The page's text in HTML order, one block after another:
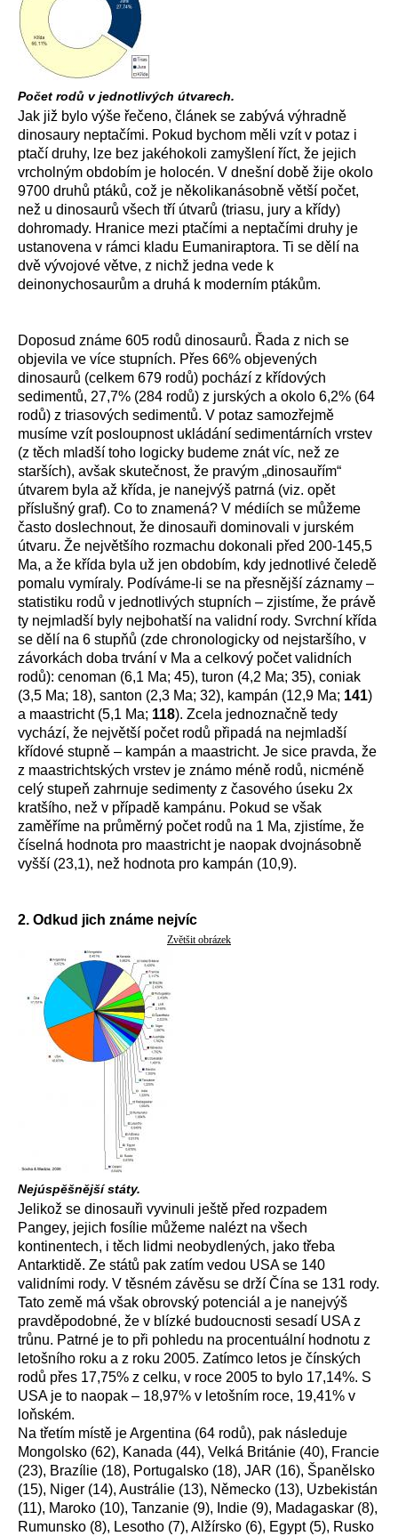
Počet rodů v jednotlivých útvarech.
Jak již bylo výše řečeno, článek se zabývá výhradně
dinosaury neptačími. Pokud bychom měli vzít v potaz i
ptačí druhy, lze bez jakéhokoli zamyšlení říct, že jejich
vrcholným obdobím je holocén. V dnešní době žije okolo
9700 druhů ptáků, což je několikanásobně větší počet,
než u dinosaurů všech tří útvarů (triasu, jury a křídy)
dohromady. Hranice mezi ptačími a neptačími druhy je
ustanovena v rámci kladu Eumaniraptora. Ti se dělí na
dvě vývojové větve, z nichž jedna vede k
deinonychosaurům a druhá k moderním ptákům.
Doposud známe 605 rodů dinosaurů. Řada z nich se
objevila ve více stupních. Přes 66% objevených
dinosaurů (celkem 679 rodů) pochází z křídových
sedimentů, 27,7% (284 rodů) z jurských a okolo 6,2% (64
rodů) z triasových sedimentů. V potaz samozřejmě
musíme vzít posloupnost ukládání sedimentárních vrstev
(z těch mladší toho logicky budeme znát víc, než ze
starších), avšak skutečnost, že pravým „dinosauřím“
útvarem byla až křída, je nanejvýš patrná (viz. opět
příslušný graf). Co to znamená? V médiích se můžeme
často doslechnout, že dinosauři dominovali v jurském
útvaru. Že největšího rozmachu dokonali před 200-145,5
Ma, a že křída byla už jen obdobím, kdy jednotlivé čeledě
pomalu vymíraly. Podíváme-li se na přesnější záznamy –
statistiku rodů v jednotlivých stupních – zjistíme, že právě
ty nejmladší byly nejbohatší na validní rody. Svrchní křída
se dělí na 6 stupňů (zde chronologicky od nejstaršího, v
závorkách doba trvání v Ma a celkový počet validních
rodů): cenoman (6,1 Ma; 45), turon (4,2 Ma; 35), coniak
(3,5 Ma; 18), santon (2,3 Ma; 32), kampán (12,9 Ma; 141)
a maastricht (5,1 Ma; 118). Zcela jednoznačně tedy
vychází, že největší počet rodů připadá na nejmladší
křídové stupně – kampán a maastricht. Je sice pravda, že
z maastrichtských vrstev je známo méně rodů, nicméně
celý stupeň zahrnuje sedimenty z časového úseku 2x
kratšího, než v případě kampánu. Pokud se však
zaměříme na průměrný počet rodů na 1 Ma, zjistíme, že
číselná hodnota pro maastricht je naopak dvojnásobně
vyšší (23,1), než hodnota pro kampán (10,9).
2. Odkud jich známe nejvíc
Zvětšit obrázek
Nejúspěšnější státy.
Jelikož se dinosauři vyvinuli ještě před rozpadem
Pangey, jejich fosílie můžeme nalézt na všech
kontinentech, i těch lidmi neobydlených, jako třeba
Antarktidě. Ze států pak zatím vedou USA se 140
validními rody. V těsném závěsu se drží Čína se 131 rody.
Tato země má však obrovský potenciál a je nanejvýš
pravděpodobné, že v blízké budoucnosti sesadí USA z
trůnu. Patrné je to při pohledu na procentuální hodnotu z
letošního roku a z roku 2005. Zatímco letos je čínských
rodů přes 17,75% z celku, v roce 2005 to bylo 17,14%. S
USA je to naopak – 18,97% v letošním roce, 19,41% v
loňském.
Na třetím místě je Argentina (64 rodů), pak následuje
Mongolsko (62), Kanada (44), Velká Británie (40), Francie
(23), Brazílie (18), Portugalsko (18), JAR (16), Španělsko
(15), Niger (14), Austrálie (13), Německo (13), Uzbekistán
(11), Maroko (10), Tanzanie (9), Indie (9), Madagaskar (8),
Rumunsko (8), Lesotho (7), Alžírsko (6), Egypt (5), Rusko